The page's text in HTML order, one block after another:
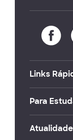
Links
Para
Atualidade